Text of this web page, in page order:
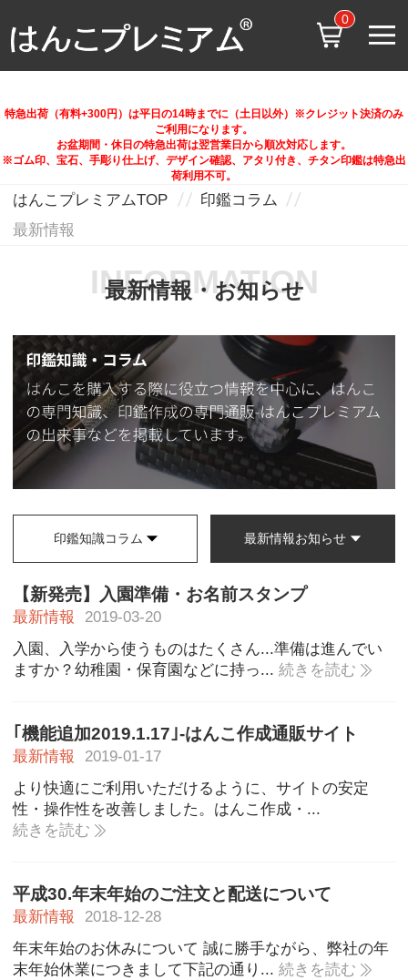
0
特急出荷（有料+300円）は平日の14時までに（土日以外）※クレジット決済のみ
ご利用になります。
お盆期間・休日の特急出荷は翌営業日から順次対応します。
※ゴム印、宝石、手彫り仕上げ、デザイン確認、アタリ付き、チタン印鑑は特急出
荷利用不可。
はんこプレミアムTOP
印鑑コラム
最新情報
INFORMATION
最新情報・お知らせ
印鑑知識コラム 最新情報お知らせ
【新発売】入園準備・お名前スタンプ
最新情報
2019-03-20
入園、入学から使うものはたくさん...準備は進んでい
ますか？幼稚園・保育園などに持っ...続きを読む
｢機能追加2019.1.17｣-はんこ作成通販サイト
最新情報
2019-01-17
より快適にご利用いただけるように、サイトの安定
性・操作性を改善しました。はんこ作成・...
続きを読む
平成30.年末年始のご注文と配送について
最新情報
2018-12-28
年末年始のお休みについて 誠に勝手ながら、弊社の年
末年始休業につきまして下記の通り...続きを読む